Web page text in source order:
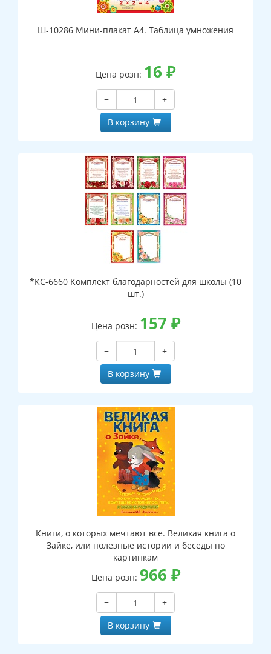
Ш-10286 Мини-плакат А4. Таблица умножения
Цена розн: 16 ₽
−
+
В корзину
*КС-6660 Комплект благодарностей для школы (10
шт.)
Цена розн: 157 ₽
−
+
В корзину
Книги, о которых мечтают все. Великая книга о
Зайке, или полезные истории и беседы по
картинкам
Цена розн: 966 ₽
−
+
В корзину